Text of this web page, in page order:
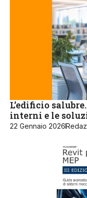
L’edificio
interni e le
22 Gennaio 2026